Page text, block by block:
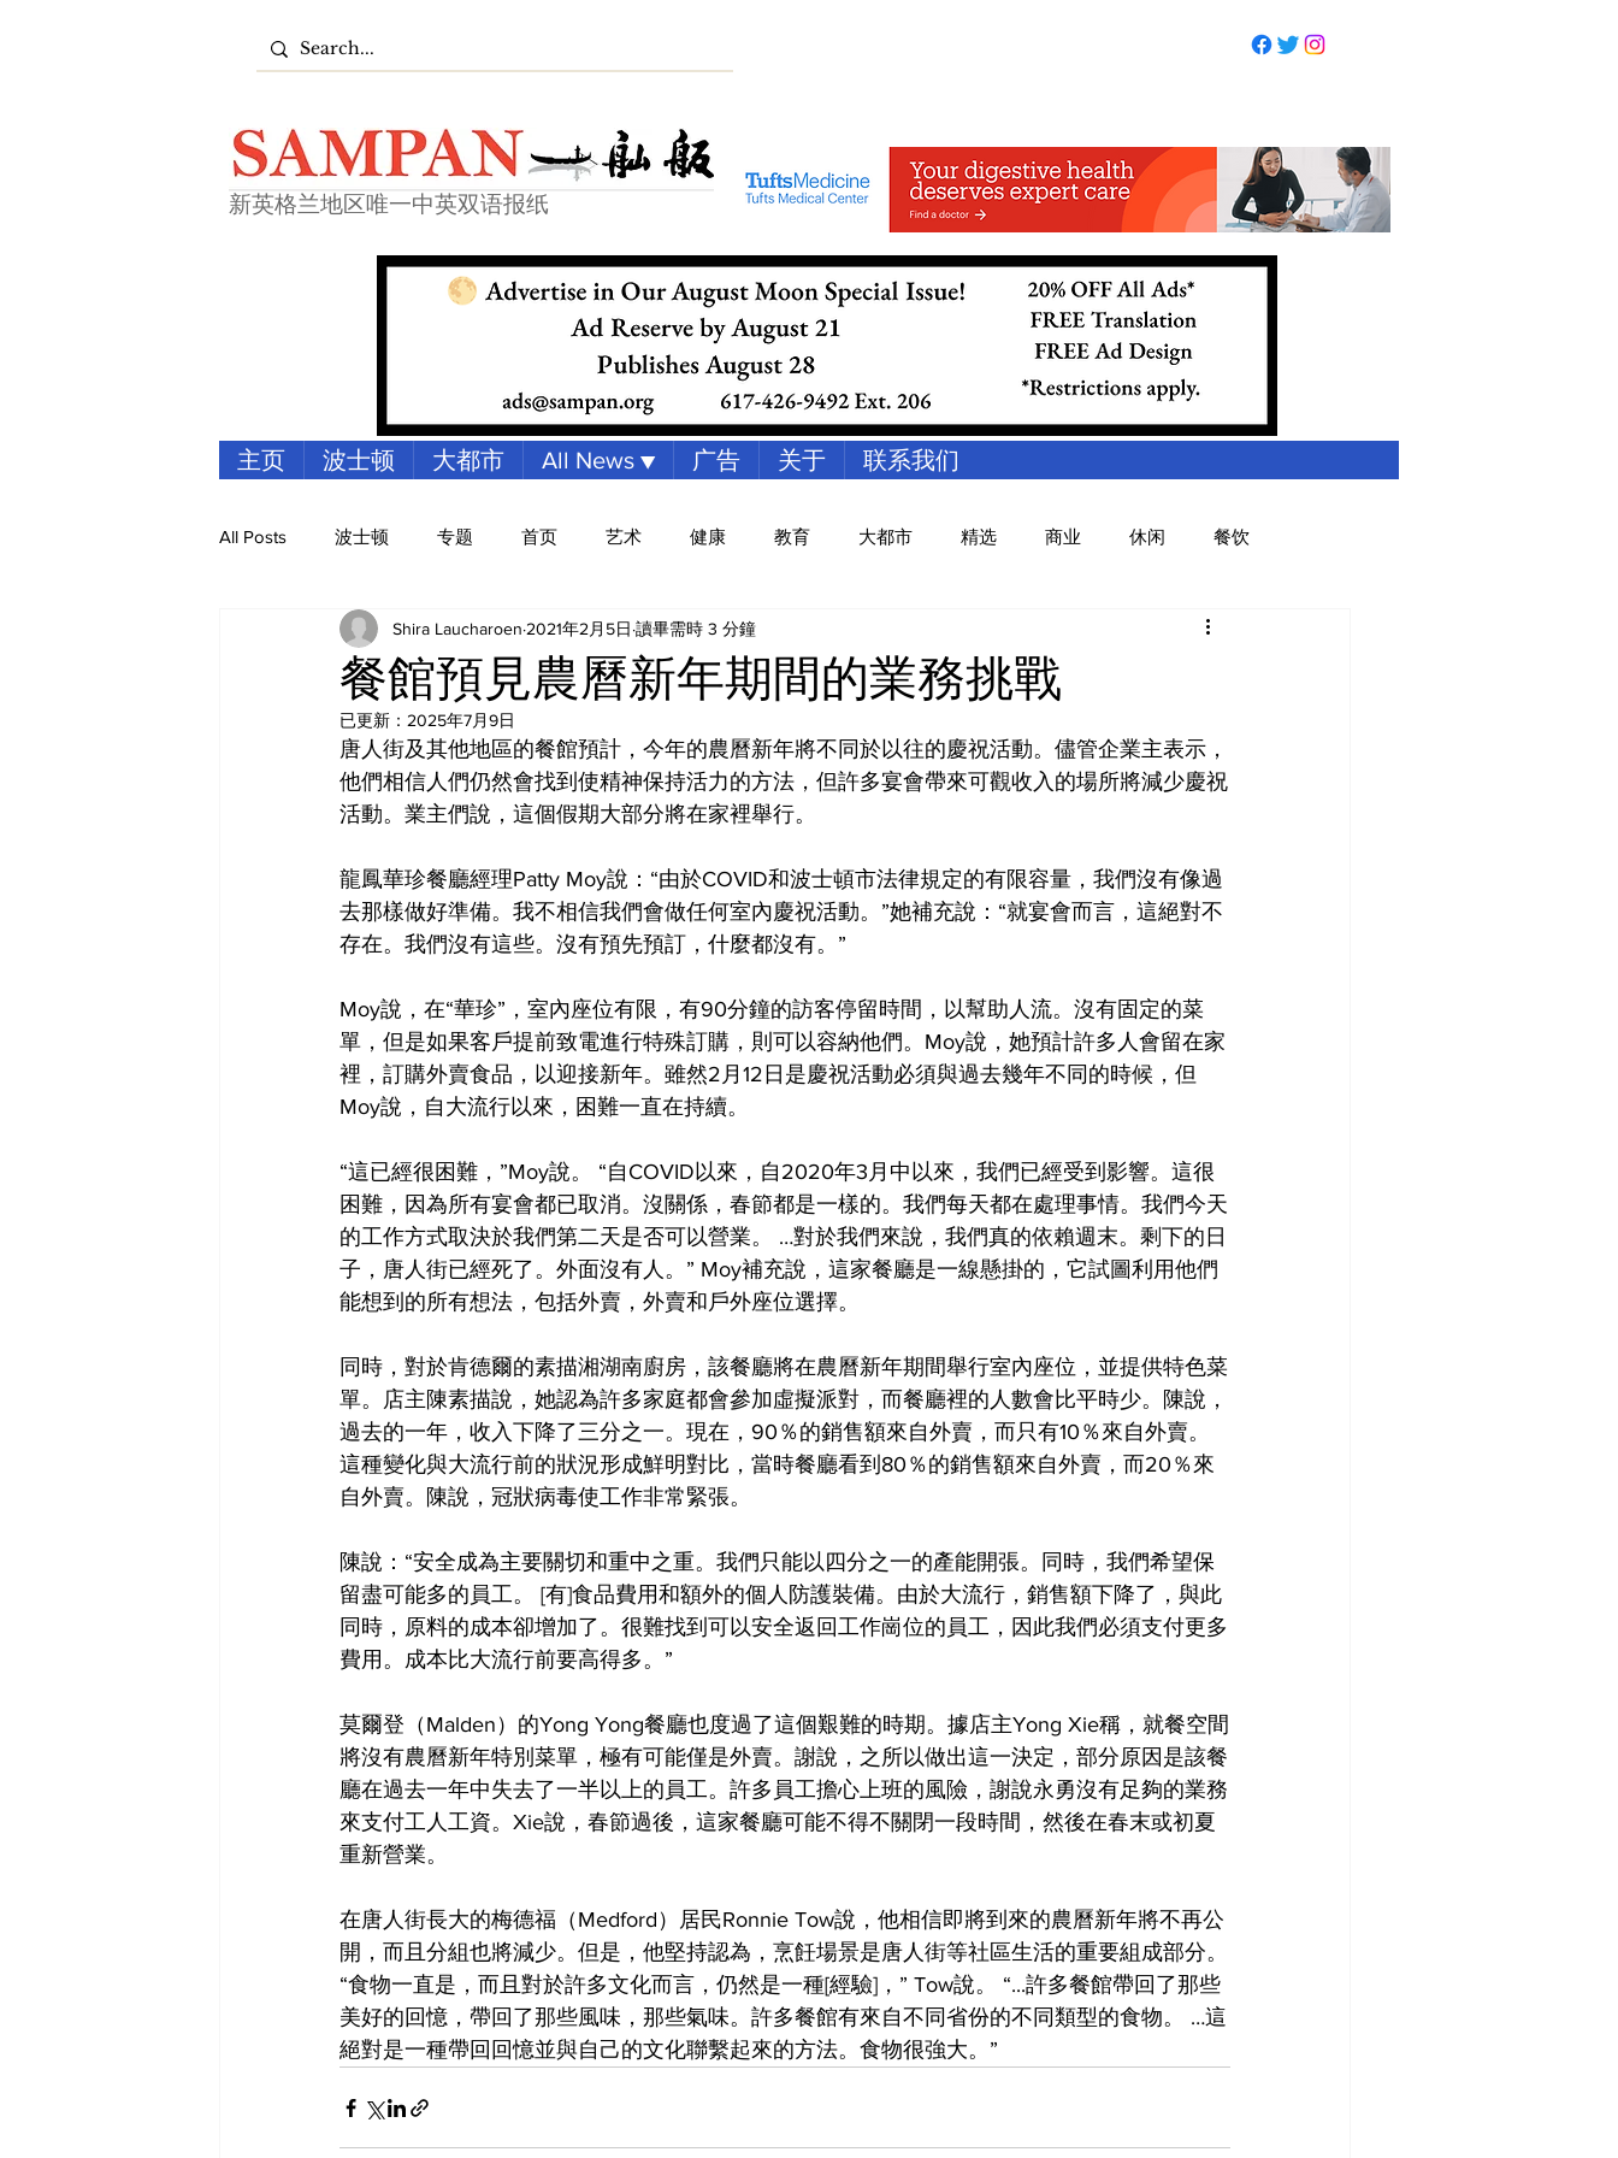
新英格兰地区唯一中英双语报纸
主页 波士顿 大都市 All News ▼ 广告 关于 联系我们
All Posts 波士顿 专题 首页 艺术 健康 教育 大都市 精选 商业 休闲 餐饮
餐館預見農曆新年期間的業務挑戰
Shira Laucharoen 2021年2月5日 讀畢需時 3 分鐘
已更新： 2025年7月9日
唐人街及其他地區的餐館預計，今年的農曆新年將不同於以往的慶祝活動。儘管企業主表示，
他們相信人們仍然會找到使精神保持活力的方法，但許多宴會帶來可觀收入的場所將減少慶祝
活動。業主們說，這個假期大部分將在家裡舉行。
龍鳳華珍餐廳經理Patty Moy說：“由於COVID和波士頓市法律規定的有限容量，我們沒有像過
去那樣做好準備。我不相信我們會做任何室內慶祝活動。”她補充說：“就宴會而言，這絕對不
存在。我們沒有這些。沒有預先預訂，什麼都沒有。”
Moy說，在“華珍”，室內座位有限，有90分鐘的訪客停留時間，以幫助人流。沒有固定的菜
單，但是如果客戶提前致電進行特殊訂購，則可以容納他們。Moy說，她預計許多人會留在家
裡，訂購外賣食品，以迎接新年。雖然2月12日是慶祝活動必須與過去幾年不同的時候，但
Moy說，自大流行以來，困難一直在持續。
“這已經很困難，”Moy說。 “自COVID以來，自2020年3月中以來，我們已經受到影響。這很
困難，因為所有宴會都已取消。沒關係，春節都是一樣的。我們每天都在處理事情。我們今天
的工作方式取決於我們第二天是否可以營業。 …對於我們來說，我們真的依賴週末。剩下的日
子，唐人街已經死了。外面沒有人。” Moy補充說，這家餐廳是一線懸掛的，它試圖利用他們
能想到的所有想法，包括外賣，外賣和戶外座位選擇。
同時，對於肯德爾的素描湘湖南廚房，該餐廳將在農曆新年期間舉行室內座位，並提供特色菜
單。店主陳素描說，她認為許多家庭都會參加虛擬派對，而餐廳裡的人數會比平時少。陳說，
過去的一年，收入下降了三分之一。現在，90％的銷售額來自外賣，而只有10％來自外賣。
這種變化與大流行前的狀況形成鮮明對比，當時餐廳看到80％的銷售額來自外賣，而20％來
自外賣。陳說，冠狀病毒使工作非常緊張。
陳說：“安全成為主要關切和重中之重。我們只能以四分之一的產能開張。同時，我們希望保
留盡可能多的員工。 [有]食品費用和額外的個人防護裝備。由於大流行，銷售額下降了，與此
同時，原料的成本卻增加了。很難找到可以安全返回工作崗位的員工，因此我們必須支付更多
費用。成本比大流行前要高得多。”
莫爾登（Malden）的Yong Yong餐廳也度過了這個艱難的時期。據店主Yong Xie稱，就餐空間
將沒有農曆新年特別菜單，極有可能僅是外賣。謝說，之所以做出這一決定，部分原因是該餐
廳在過去一年中失去了一半以上的員工。許多員工擔心上班的風險，謝說永勇沒有足夠的業務
來支付工人工資。Xie說，春節過後，這家餐廳可能不得不關閉一段時間，然後在春末或初夏
重新營業。
在唐人街長大的梅德福（Medford）居民Ronnie Tow說，他相信即將到來的農曆新年將不再公
開，而且分組也將減少。但是，他堅持認為，烹飪場景是唐人街等社區生活的重要組成部分。
“食物一直是，而且對於許多文化而言，仍然是一種[經驗]，” Tow說。 “...許多餐館帶回了那些
美好的回憶，帶回了那些風味，那些氣味。許多餐館有來自不同省份的不同類型的食物。 …這
絕對是一種帶回回憶並與自己的文化聯繫起來的方法。食物很強大。”